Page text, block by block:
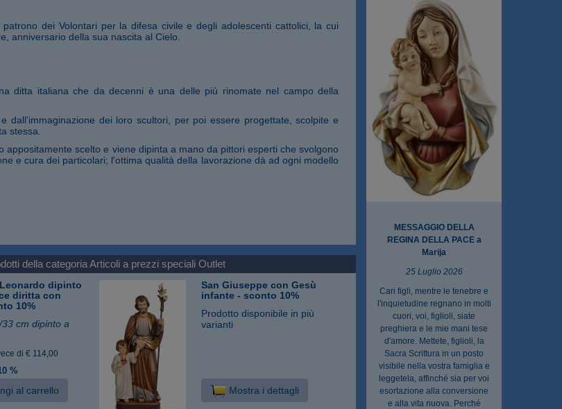
dei Volontari per la difesa civile e degli adolescenti cattolici, la cui
anniversario della sua nascita al Cielo.
ditta italiana che da decenni è una delle più rinomate nel campo della
dall'immaginazione dei loro scultori, per poi essere progettate, scolpite e
stessa.
appositamente scelto e viene dipinta a mano da pittori esperti che svolgono
e cura dei particolari; l'ottima qualità della lavorazione dà ad ogni modello
della categoriaArticoli a prezzi speciali Outlet
dipinto
diritta con
10%
cm dipinto a
di € 114,00
%
al carrello
San Giuseppe con Gesù
infante - sconto 10%
Prodotto disponibile in più
varianti
Mostra i dettagli
MESSAGGIO DELLA
REGINA DELLA PACE a
Marija
25 Luglio 2026
Cari figli, mentre le tenebre e
l'inquietudine regnano in molti
cuori, voi, figlioli, siate
preghiera e le mie mani tese
d'amore. Mettete, figlioli, la
Sacra Scrittura in un posto
visibile nella vostra famiglia e
leggetela, affinché sia per voi
esortazione alla conversione
e alla vita nuova. Perché